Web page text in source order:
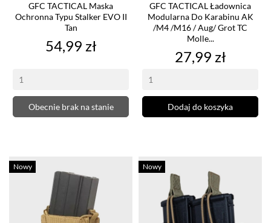
GFC TACTICAL Maska
Ochronna Typu Stalker EVO II
Tan
Cena
54,99 zł
Obecnie brak na stanie
GFC TACTICAL Ładownica
Modularna Do Karabinu AK
/M4 /M16 / Aug/ Grot TC
Molle...
Cena
27,99 zł
Dodaj do koszyka
Nowy Nowy